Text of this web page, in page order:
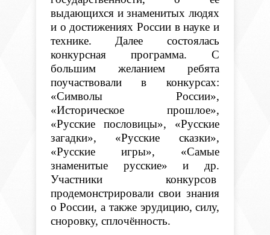
выдающихся и знаменитых людях
и о достижениях России в науке и
технике. Далее состоялась
конкурсная программа. С
большим желанием ребята
поучаствовали в конкурсах:
«Символы России»,
«Историческое прошлое»,
«Русские пословицы», «Русские
загадки», «Русские сказки»,
«Русские игры», «Самые
знаменитые русские» и др.
Участники конкурсов
продемонстрировали свои знания
о России, а также эрудицию, силу,
сноровку, сплочённость.